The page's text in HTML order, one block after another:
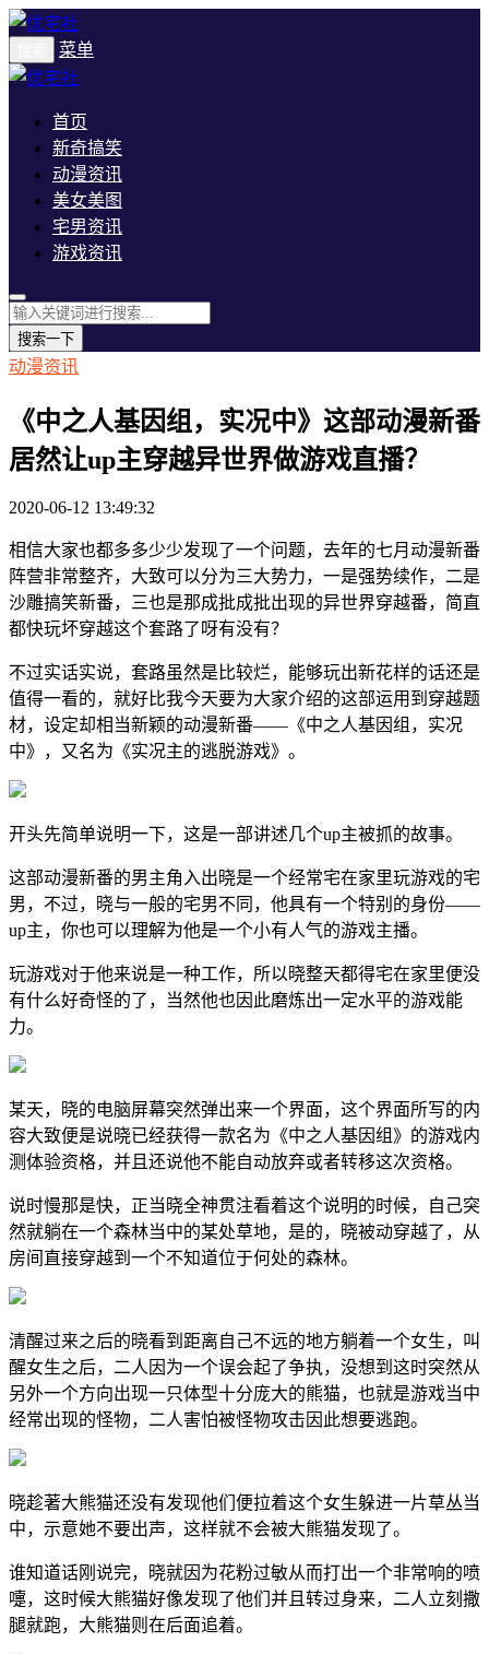
菜单
首页
新奇搞笑
动漫资讯
美女美图
宅男资讯
游戏资讯
搜索一下
动漫资讯
《中之人基因组，实况中》这部动漫新番
居然让up主穿越异世界做游戏直播？
2020-06-12 13:49:32
相信大家也都多多少少发现了一个问题，去年的七月动漫新番
阵营非常整齐，大致可以分为三大势力，一是强势续作，二是
沙雕搞笑新番，三也是那成批成批出现的异世界穿越番，简直
都快玩坏穿越这个套路了呀有没有？
不过实话实说，套路虽然是比较烂，能够玩出新花样的话还是
值得一看的，就好比我今天要为大家介绍的这部运用到穿越题
材，设定却相当新颖的动漫新番——《中之人基因组，实况
中》，又名为《实况主的逃脱游戏》。
开头先简单说明一下，这是一部讲述几个up主被抓的故事。
这部动漫新番的男主角入出晓是一个经常宅在家里玩游戏的宅
男，不过，晓与一般的宅男不同，他具有一个特别的身份——
up主，你也可以理解为他是一个小有人气的游戏主播。
玩游戏对于他来说是一种工作，所以晓整天都得宅在家里便没
有什么好奇怪的了，当然他也因此磨炼出一定水平的游戏能
力。
某天，晓的电脑屏幕突然弹出来一个界面，这个界面所写的内
容大致便是说晓已经获得一款名为《中之人基因组》的游戏内
测体验资格，并且还说他不能自动放弃或者转移这次资格。
说时慢那是快，正当晓全神贯注看着这个说明的时候，自己突
然就躺在一个森林当中的某处草地，是的，晓被动穿越了，从
房间直接穿越到一个不知道位于何处的森林。
清醒过来之后的晓看到距离自己不远的地方躺着一个女生，叫
醒女生之后，二人因为一个误会起了争执，没想到这时突然从
另外一个方向出现一只体型十分庞大的熊猫，也就是游戏当中
经常出现的怪物，二人害怕被怪物攻击因此想要逃跑。
晓趁著大熊猫还没有发现他们便拉着这个女生躲进一片草丛当
中，示意她不要出声，这样就不会被大熊猫发现了。
谁知道话刚说完，晓就因为花粉过敏从而打出一个非常响的喷
嚏，这时候大熊猫好像发现了他们并且转过身来，二人立刻撒
腿就跑，大熊猫则在后面追着。